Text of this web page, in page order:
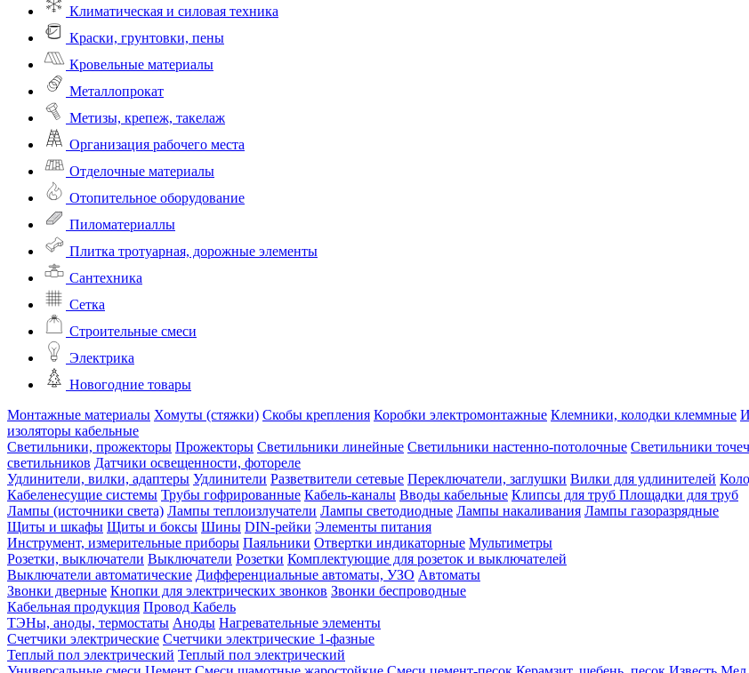
Климатическая и силовая техника
Краски, грунтовки, пены
Кровельные материалы
Металлопрокат
Метизы, крепеж, такелаж
Организация рабочего места
Отделочные материалы
Отопительное оборудование
Пиломатериаллы
Плитка тротуарная, дорожные элементы
Сантехника
Сетка
Строительные смеси
Электрика
Новогодние товары
Монтажные материалы Хомуты (стяжки) Скобы крепления Коробки электромонтажные Клемники, колодки клеммные
изоляторы кабельные
Светильники, прожекторы Прожекторы Светильники линейные Светильники настенно-потолочные Светильники
светильников Датчики освещенности, фотореле
Удлинители, вилки, адаптеры Удлинители Разветвители сетевые Переключатели, заглушки Вилки для удлинителей
Кабеленесущие системы Трубы гофрированные Кабель-каналы Вводы кабельные Клипсы для труб Площадки для труб
Лампы (источники света) Лампы теплоизлучатели Лампы светодиодные Лампы накаливания Лампы газоразрядные
Щиты и шкафы Щиты и боксы Шины DIN-рейки Элементы питания
Инструмент, измерительные приборы Паяльники Отвертки индикаторные Мультиметры
Розетки, выключатели Выключатели Розетки Комплектующие для розеток и выключателей
Выключатели автоматические Дифференциальные автоматы, УЗО Автоматы
Звонки дверные Кнопки для электрических звонков Звонки беспроводные
Кабельная продукция Провод Кабель
ТЭНы, аноды, термостаты Аноды Нагревательные элементы
Счетчики электрические Счетчики электрические 1-фазные
Теплый пол электрический Теплый пол электрический